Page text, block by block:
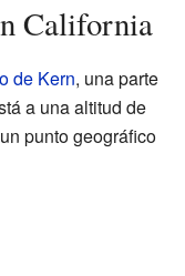
California
de Kern, una parte
a una altitud de
punto geográfico